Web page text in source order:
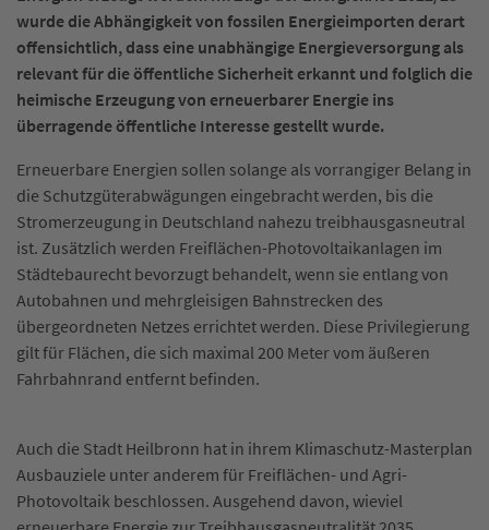
wurde die Abhängigkeit von fossilen Energieimporten derart
offensichtlich, dass eine unabhängige Energieversorgung als
relevant für die öffentliche Sicherheit erkannt und folglich die
heimische Erzeugung von erneuerbarer Energie ins
überragende öffentliche Interesse gestellt wurde.
Erneuerbare Energien sollen solange als vorrangiger Belang in
die Schutzgüterabwägungen eingebracht werden, bis die
Stromerzeugung in Deutschland nahezu treibhausgasneutral
ist. Zusätzlich werden Freiflächen-Photovoltaikanlagen im
Städtebaurecht bevorzugt behandelt, wenn sie entlang von
Autobahnen und mehrgleisigen Bahnstrecken des
übergeordneten Netzes errichtet werden. Diese Privilegierung
gilt für Flächen, die sich maximal 200 Meter vom äußeren
Fahrbahnrand entfernt befinden.
Auch die Stadt Heilbronn hat in ihrem Klimaschutz-Masterplan
Ausbauziele unter anderem für Freiflächen- und Agri-
Photovoltaik beschlossen. Ausgehend davon, wieviel